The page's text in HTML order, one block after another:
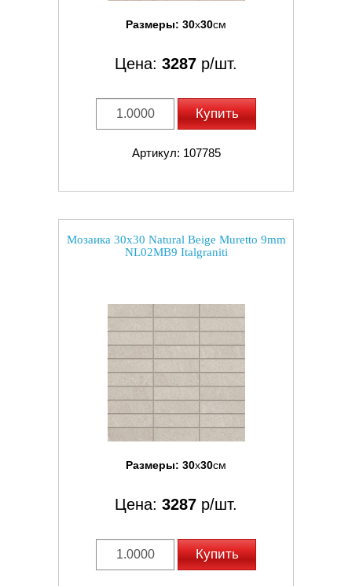
Размеры: 30x30см
Цена: 3287 р/шт.
Купить
Артикул: 107785
Мозаика 30x30 Natural Beige Muretto 9mm
NL02MB9 Italgraniti
Размеры: 30x30см
Цена: 3287 р/шт.
Купить